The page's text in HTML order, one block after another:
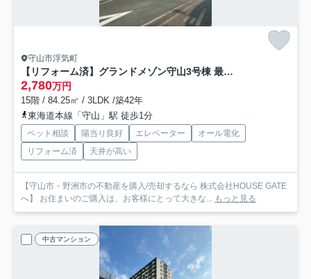
守山市浮気町
【リフォーム済】グランドメゾン守山3号棟 最上階（15F）
2,780万円
15階 / 84.25㎡ / 3LDK /築42年
東海道本線「守山」駅 徒歩1分
ペット相談 陽当り良好 エレベーター
オール電化
リフォーム済
天井が高い
【守山市・野洲市の不動産を購入/売却するなら 株式会社HOUSE GATE
へ】 お住まいのご購入は、お客様にとって大きな... もっと見る
中古マンション